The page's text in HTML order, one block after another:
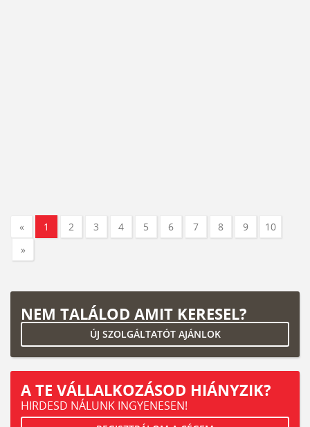
« 1 2 3 4 5 6 7 8 9
10
»
NEM TALÁLOD AMIT KERESEL?
ÚJ SZOLGÁLTATÓT AJÁNLOK
A TE VÁLLALKOZÁSOD HIÁNYZIK?
HIRDESD NÁLUNK INGYENESEN!